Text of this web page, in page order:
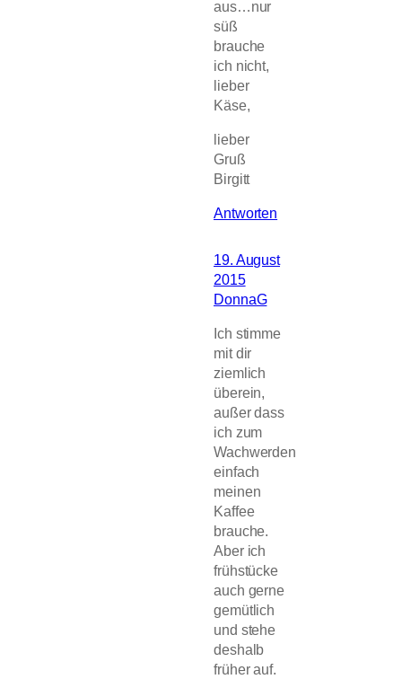
aus…nur
süß
brauche
ich nicht,
lieber
Käse,
lieber
Gruß
Birgitt
Antworten
19. August
2015
DonnaG
Ich stimme
mit dir
ziemlich
überein,
außer dass
ich zum
Wachwerden
einfach
meinen
Kaffee
brauche.
Aber ich
frühstücke
auch gerne
gemütlich
und stehe
deshalb
früher auf.